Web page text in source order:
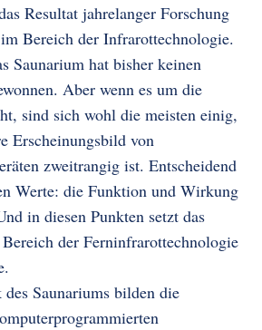
Resultat jahrelanger Forschung
Bereich der Infrarottechnologie.
Saunarium hat bisher keinen
Aber wenn es um die
sind sich wohl die meisten einig,
Erscheinungsbild von
zweitrangig ist. Entscheidend
Werte: die Funktion und Wirkung
in diesen Punkten setzt das
der Ferninfrarottechnologie
Saunariums bilden die